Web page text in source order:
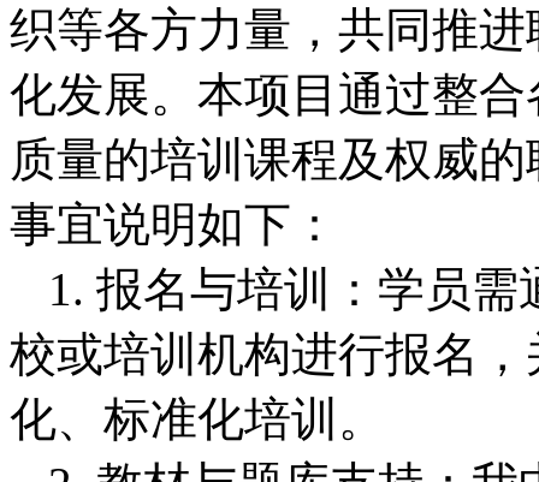
织等各方力量，共同推
化发展。本项目通过整
质量的培训课程及权威
事宜说明如下：
1. 报名与培训：学员
校或培训机构进行报名
化、标准化培训。